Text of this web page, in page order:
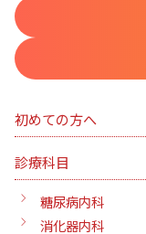
初めての方へ
診療科目
糖尿病内科
消化器内科